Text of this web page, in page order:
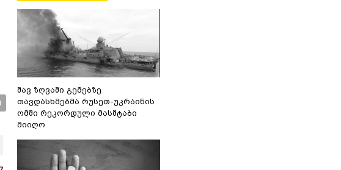
შავ ზღვაში გემებზე
თავდასხმებმა რუსეთ-უკრაინის
ომში რეკორდული მასშტაბი
მიიღო